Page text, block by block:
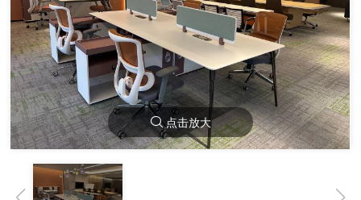
点击放大